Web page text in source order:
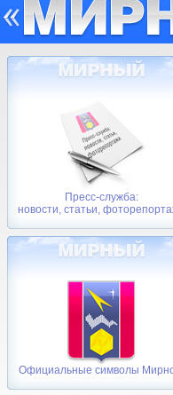
Пресс-служба:
новости, статьи,
Официальные символы